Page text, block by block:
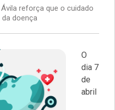
reforça que o cuidado
doença
O
dia 7
de
abril